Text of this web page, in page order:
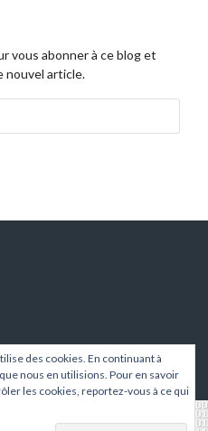
vous abonner à ce blog et
nouvel article.
des cookies. En continuant à
nous en utilisions. Pour en savoir
les cookies, reportez-vous à ce qui